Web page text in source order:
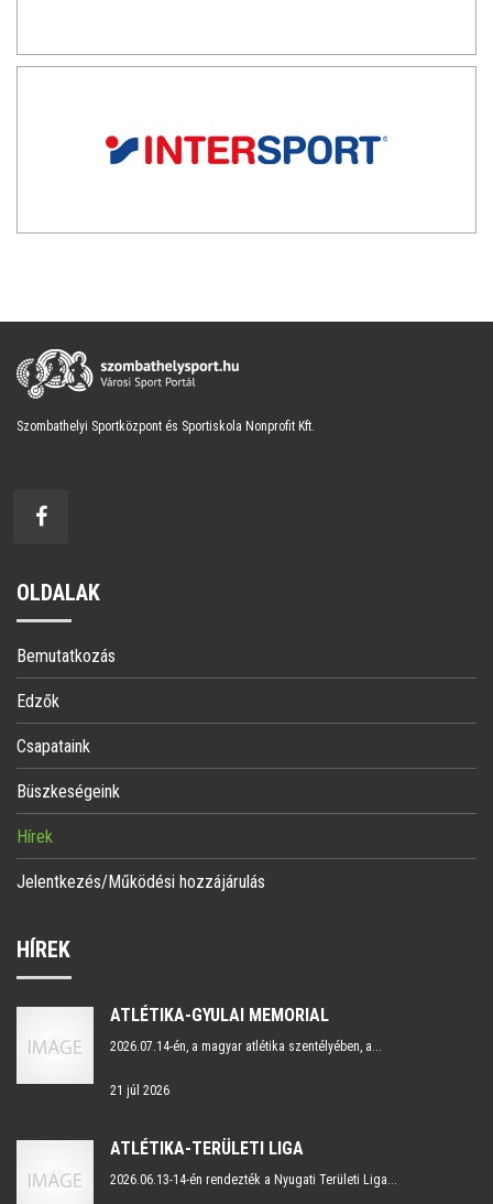
Szombathelyi Sportközpont és Sportiskola Nonprofit Kft.
OLDALAK
Bemutatkozás
Edzők
Csapataink
Büszkeségeink
Hírek
Jelentkezés/Működési hozzájárulás
HÍREK
ATLÉTIKA-GYULAI MEMORIAL
2026.07.14-én, a magyar atlétika szentélyében, a...
21 júl 2026
ATLÉTIKA-TERÜLETI LIGA
2026.06.13-14-én rendezték a Nyugati Területi Liga...